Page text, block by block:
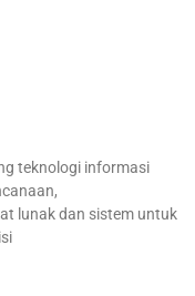
teknologi informasi
lunak dan sistem untuk